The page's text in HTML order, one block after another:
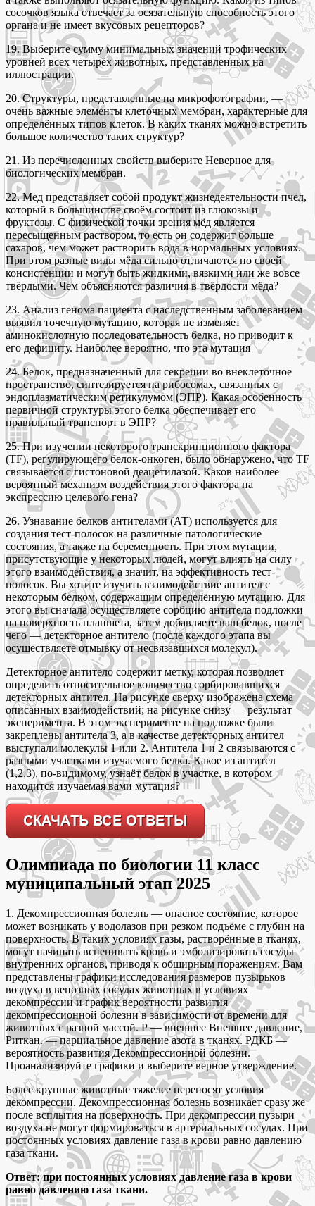
сосочков языка отвечает за осязательную способность этого
органа и не имеет вкусовых рецепторов?
19. Выберите сумму минимальных значений трофических
уровней всех четырёх животных, представленных на
иллюстрации.
20. Структуры, представленные на микрофотографии, —
очень важные элементы клеточных мембран, характерные для
определённых типов клеток. В каких тканях можно встретить
большое количество таких структур?
21. Из перечисленных свойств выберите Неверное для
биологических мембран.
22. Мед представляет собой продукт жизнедеятельности пчёл,
который в большинстве своём состоит из глюкозы и
фруктозы. С физической точки зрения мёд является
пересыщенным раствором, то есть он содержит больше
сахаров, чем может растворить вода в нормальных условиях.
При этом разные виды мёда сильно отличаются по своей
консистенции и могут быть жидкими, вязкими или же вовсе
твёрдыми. Чем объясняются различия в твёрдости мёда?
23. Анализ генома пациента с наследственным заболеванием
выявил точечную мутацию, которая не изменяет
аминокислотную последовательность белка, но приводит к
его дефициту. Наиболее вероятно, что эта мутация
24. Белок, предназначенный для секреции во внеклеточное
пространство, синтезируется на рибосомах, связанных с
эндоплазматическим ретикулумом (ЭПР). Какая особенность
первичной структуры этого белка обеспечивает его
правильный транспорт в ЭПР?
25. При изучении некоторого транскрипционного фактора
(TF), регулирующего белок-онкоген, было обнаружено, что TF
связывается с гистоновой деацетилазой. Каков наиболее
вероятный механизм воздействия этого фактора на
экспрессию целевого гена?
26. Узнавание белков антителами (АТ) используется для
создания тест-полосок на различные патологические
состояния, а также на беременность. При этом мутации,
присутствующие у некоторых людей, могут влиять на силу
этого взаимодействия, а значит, на эффективность тест-
полосок. Вы хотите изучить взаимодействие антител с
некоторым белком, содержащим определённую мутацию. Для
этого вы сначала осуществляете сорбцию антитела подложки
на поверхность планшета, затем добавляете ваш белок, после
чего — детекторное антитело (после каждого этапа вы
осуществляете отмывку от несвязавшихся молекул).
Детекторное антитело содержит метку, которая позволяет
определить относительное количество сорбировавшихся
детекторных антител. На рисунке сверху изображена схема
описанных взаимодействий; на рисунке снизу — результат
эксперимента. В этом эксперименте на подложке были
закреплены антитела 3, а в качестве детекторных антител
выступали молекулы 1 или 2. Антитела 1 и 2 связываются с
разными участками изучаемого белка. Какое из антител
(1,2,3), по-видимому, узнаёт белок в участке, в котором
находится изучаемая вами мутация?
Олимпиада по биологии 11 класс
муниципальный этап 2025
1. Декомпрессионная болезнь — опасное состояние, которое
может возникать у водолазов при резком подъёме с глубин на
поверхность. В таких условиях газы, растворённые в тканях,
могут начинать вспенивать кровь и эмболизировать сосуды
внутренних органов, приводя к обширным поражениям. Вам
представлены графики исследования размеров пузырьков
воздуха в венозных сосудах животных в условиях
декомпрессии и график вероятности развития
декомпрессионной болезни в зависимости от времени для
животных с разной массой. Р — внешнее Внешнее давление,
Риткан. — парциальное давление азота в тканях. РДКБ —
вероятность развития Декомпрессионной болезни.
Проанализируйте графики и выберите верное утверждение.
Более крупные животные тяжелее переносят условия
декомпрессии. Декомпрессионная болезнь возникает сразу же
после всплытия на поверхность. При декомпрессии пузыри
воздуха не могут формироваться в артериальных сосудах. При
постоянных условиях давление газа в крови равно давлению
газа ткани.
Ответ: при постоянных условиях давление газа в крови
равно давлению газа ткани.